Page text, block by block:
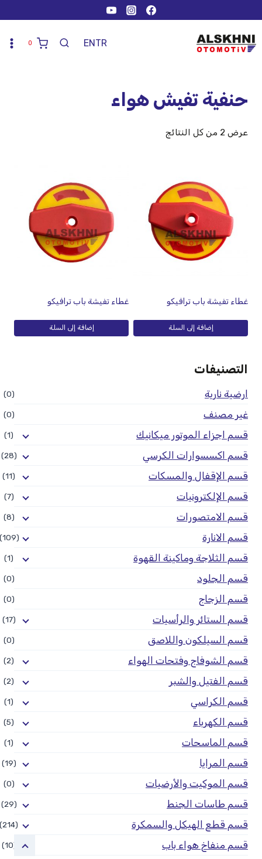
TR
EN
0
حنفية تفيش هواء
عرض ⁦2⁩ من كل النتائج
غطاء تفيشة باب ترافيكو
إضافة إلى السلة
غطاء تفيشة باب ترافيكو
إضافة إلى السلة
التصنيفات
ارضية نارية (0)
غير مصنف (0)
قسم اجزاء الموتور ميكانيك (1)
قسم اكسسوارات الكرسي (28)
قسم الإقفال والمسكات (11)
قسم الإلكترونيات (7)
قسم الامتصورات (8)
قسم الانارة (109)
قسم الثلاجة وماكينة القهوة (1)
قسم الجلود (0)
قسم الزجاج (0)
قسم الستائر والرأسيات (17)
قسم السيلكون واللاصق (0)
قسم الشوفاج وفتحات الهواء (2)
قسم الفتيل والشبر (2)
قسم الكراسي (1)
قسم الكهرباء (5)
قسم الماسحات (1)
قسم المرايا (19)
قسم الموكيت والأرضيات (0)
قسم طاسات الجنط (29)
قسم قطع الهيكل والسمكرة (214)
قسم منفاخ هواء باب (10)